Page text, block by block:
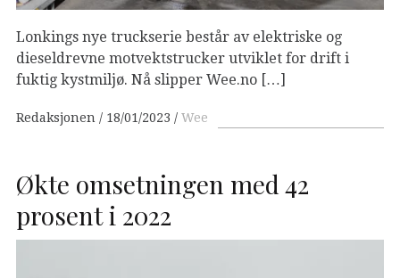
Lonkings nye truckserie består av elektriske og
dieseldrevne motvektstrucker utviklet for drift i
fuktig kystmiljø. Nå slipper Wee.no […]
Redaksjonen 18/01/2023 Wee
Økte omsetningen med 42
prosent i 2022